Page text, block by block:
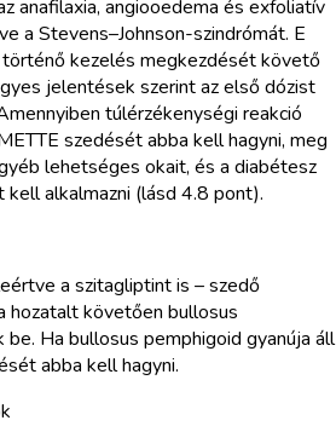
anafilaxia, angiooedema és exfoliatív
a Stevens–Johnson-szindrómát. E
kezelés megkezdését követő
jelentések szerint az első dózist
túlérzékenységi reakció
szedését abba kell hagyni, meg
lehetséges okait, és a diabétesz
alkalmazni (lásd 4.8 pont).
a szitagliptint is – szedő
hozatalt követően bullosus
Ha bullosus pemphigoid gyanúja áll
abba kell hagyni.